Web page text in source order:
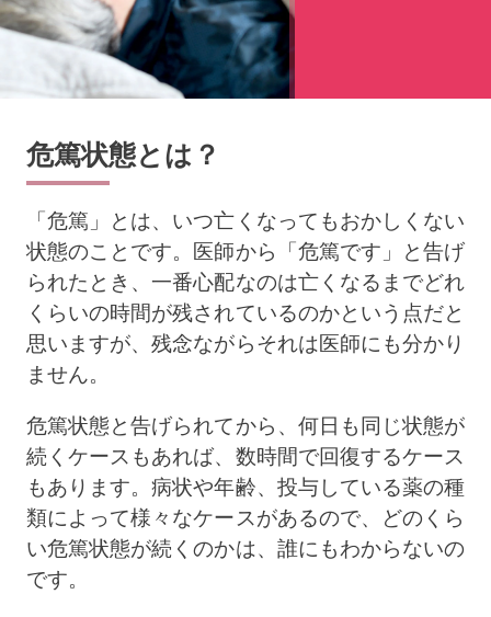
危篤状態とは？
「危篤」とは、いつ亡くなってもおかしくない
状態のことです。医師から「危篤です」と告げ
られたとき、一番心配なのは亡くなるまでどれ
くらいの時間が残されているのかという点だと
思いますが、残念ながらそれは医師にも分かり
ません。
危篤状態と告げられてから、何日も同じ状態が
続くケースもあれば、数時間で回復するケース
もあります。病状や年齢、投与している薬の種
類によって様々なケースがあるので、どのくら
い危篤状態が続くのかは、誰にもわからないの
です。